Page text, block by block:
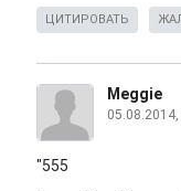
ЦИТИРОВАТЬ
Meggie
"555